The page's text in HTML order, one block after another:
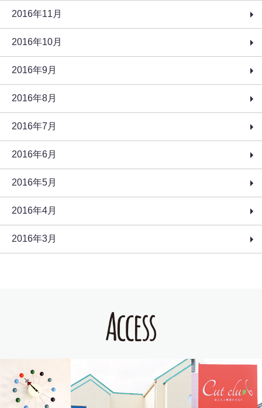
2016年11月
2016年10月
2016年9月
2016年8月
2016年7月
2016年6月
2016年5月
2016年4月
2016年3月